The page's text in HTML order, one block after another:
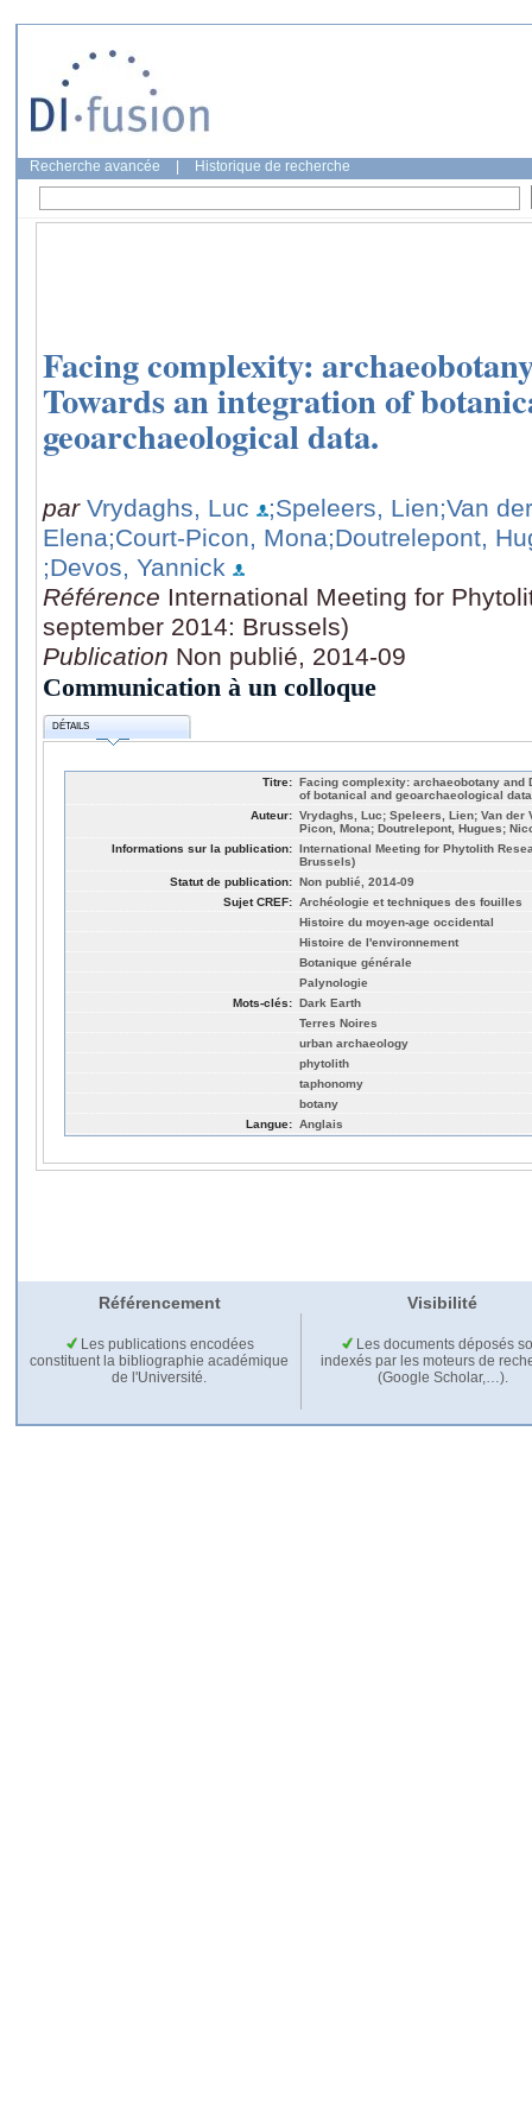
Recherche avancée Historique de recherche
Facing complexity:
Towards an integration of
geoarchaeological data.
par Vrydaghs, Luc ;Speleers, Lien;Van
Elena;Court-Picon, Mona;Doutrelepont,
;Devos, Yannick
Référence International Meeting for
september 2014: Brussels)
Publication Non publié, 2014-09
Communication à un colloque
DÉTAILS
Titre: Facing complexity: archaeobotany and
of botanical and geoarchaeological
Auteur: Vrydaghs, Luc; Speleers, Lien; Van der
Picon, Mona; Doutrelepont, Hugues;
Informations sur la publication: International Meeting for Phytolith
Brussels)
Statut de publication: Non publié, 2014-09
Sujet CREF: Archéologie et techniques des fouilles
Histoire du moyen-age occidental
Histoire de l'environnement
Botanique générale
Palynologie
Mots-clés: Dark Earth
Terres Noires
urban archaeology
phytolith
taphonomy
botany
Langue: Anglais
Référencement Visibilité
Les publications encodées
constituent la bibliographie académique
de l'Université.
Les documents déposés
indexés par les moteurs de
(Google Scholar,…).